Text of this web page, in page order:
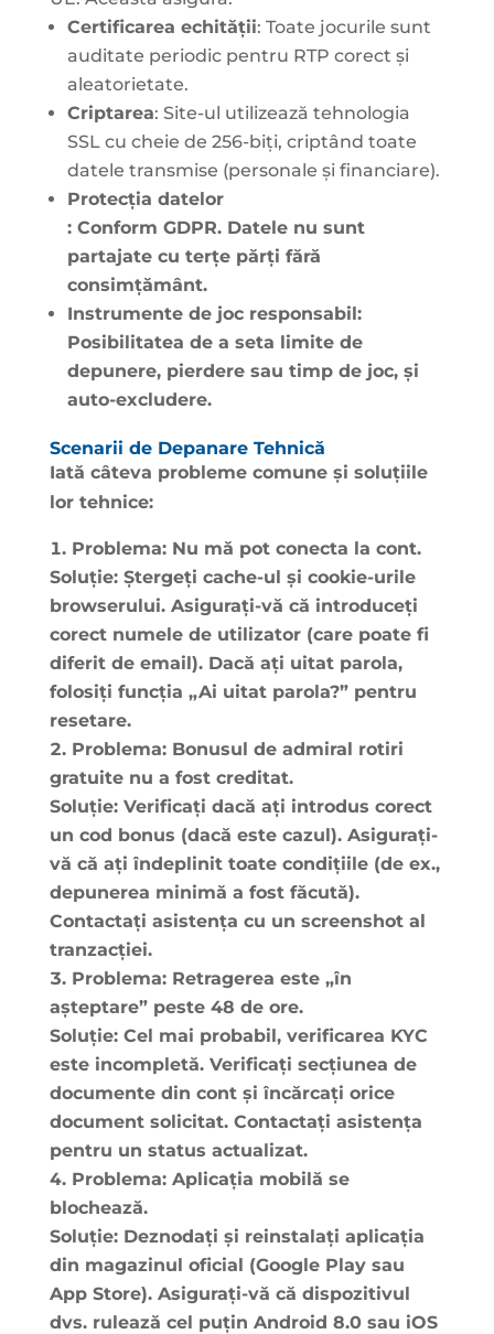
Certificarea echității: Toate jocurile sunt
auditate periodic pentru RTP corect și
aleatorietate.
Criptarea: Site-ul utilizează tehnologia
SSL cu cheie de 256-biți, criptând toate
datele transmise (personale și financiare).
Protecția datelor
: Conform GDPR. Datele nu sunt
partajate cu terțe părți fără
consimțământ.
Instrumente de joc responsabil:
Posibilitatea de a seta limite de
depunere, pierdere sau timp de joc, și
auto-excludere.
Scenarii de Depanare Tehnică
Iată câteva probleme comune și soluțiile
lor tehnice:
Problema:Nu mă pot conecta la cont.
Soluție:Ștergeți cache-ul și cookie-urile
browserului. Asigurați-vă că introduceți
corect numele de utilizator (care poate fi
diferit de email). Dacă ați uitat parola,
folosiți funcția „Ai uitat parola?” pentru
resetare.
Problema:Bonusul de admiral rotiri
gratuitenu a fost creditat.
Soluție:Verificați dacă ați introdus corect
un cod bonus (dacă este cazul). Asigurați-
vă că ați îndeplinit toate condițiile (de ex.,
depunerea minimă a fost făcută).
Contactați asistența cu un screenshot al
tranzacției.
Problema:Retragerea este „în
așteptare” peste 48 de ore.
Soluție:Cel mai probabil, verificarea KYC
este incompletă. Verificați secțiunea de
documente din cont și încărcați orice
document solicitat. Contactați asistența
pentru un status actualizat.
Problema:Aplicația mobilă se
blochează.
Soluție:Deznodați și reinstalați aplicația
din magazinul oficial (Google Play sau
App Store). Asigurați-vă că dispozitivul
dvs. rulează cel puțin Android 8.0 sau iOS